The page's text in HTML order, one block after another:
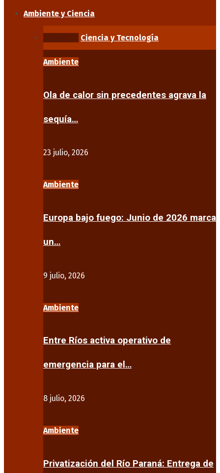
Ambiente y Ciencia
Ciencia y Tecnología
Ambiente
Ola de calor sin precedentes agrava la
sequía…
23 julio, 2026
Ambiente
Europa bajo fuego: Junio de 2026 marca
un…
9 julio, 2026
Ambiente
Entre Ríos activa operativo de
emergencia para el…
8 julio, 2026
Ambiente
Privatización del Río Paraná: Entrega de